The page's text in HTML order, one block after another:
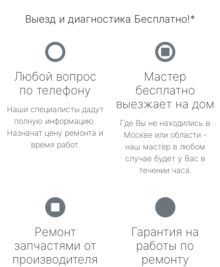
Выезд и диагностика Бесплатно!*
Любой вопрос
по телефону
Наши специалисты дадут
полную информацию.
Назначат цену ремонта и
время работ.
Мастер
бесплатно
выезжает на дом
Где Вы не находились в
Москве или области -
наш мастер в любом
случае будет у Вас в
течении часа.
Ремонт
запчастями от
производителя
Гарантия на
работы по
ремонту